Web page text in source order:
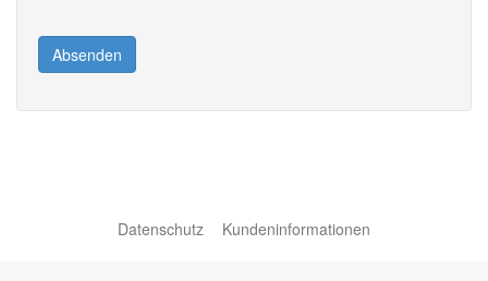
Absenden
Datenschutz Kundeninformationen